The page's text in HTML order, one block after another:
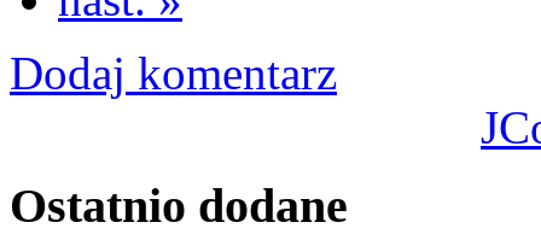
Dodaj komentarz
Ostatnio dodane